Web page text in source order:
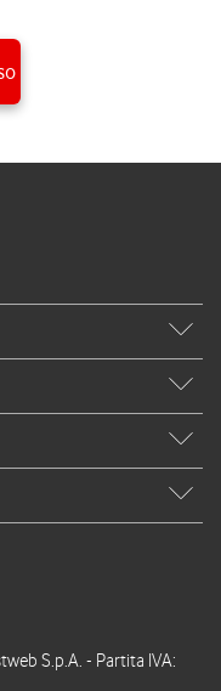
S.p.A. - Partita IVA: